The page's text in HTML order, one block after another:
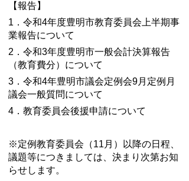
【報告】
1．令和4年度豊明市教育委員会上半期事
業報告について
2．令和3年度豊明市一般会計決算報告
（教育費分）について
3．令和4年豊明市議会定例会9月定例月
議会一般質問について
4．教育委員会後援申請について
※定例教育委員会（11月）以降の日程、
議題等につきましては、決まり次第お知
らせします。